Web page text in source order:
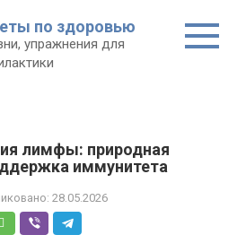
по здоровью
упражнения для
лимфы: природная
иммунитета
28.05.2026